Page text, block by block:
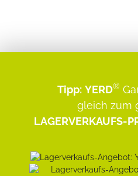
Tipp: YERD®
gleich zum
LAGERVERKAUFS-